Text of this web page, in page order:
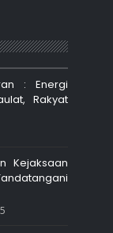
: Energi
Rakyat
Kejaksaan